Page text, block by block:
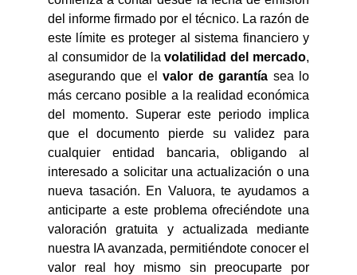
del informe firmado por el técnico. La razón de
este límite es proteger al sistema financiero y
al consumidor de lavolatilidad del mercado,
asegurando que elvalor de garantía sea lo
más cercano posible a la realidad económica
del momento. Superar este periodo implica
que el documento pierde su validez para
cualquier entidad bancaria, obligando al
interesado a solicitar una actualización o una
nueva tasación. En Valuora, te ayudamos a
anticiparte a este problema ofreciéndote una
valoración gratuita y actualizada mediante
nuestra IA avanzada, permitiéndote conocer el
valor real hoy mismo sin preocuparte por